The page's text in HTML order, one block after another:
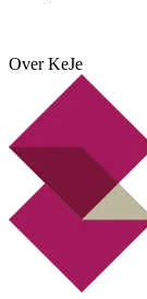
Over KeJe